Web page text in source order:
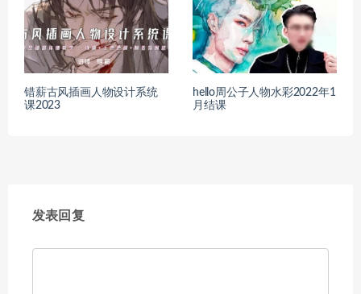
错薪古风插画人物设计系统
课2023
hello周公子人物水彩2022年1
月结课
发表回复